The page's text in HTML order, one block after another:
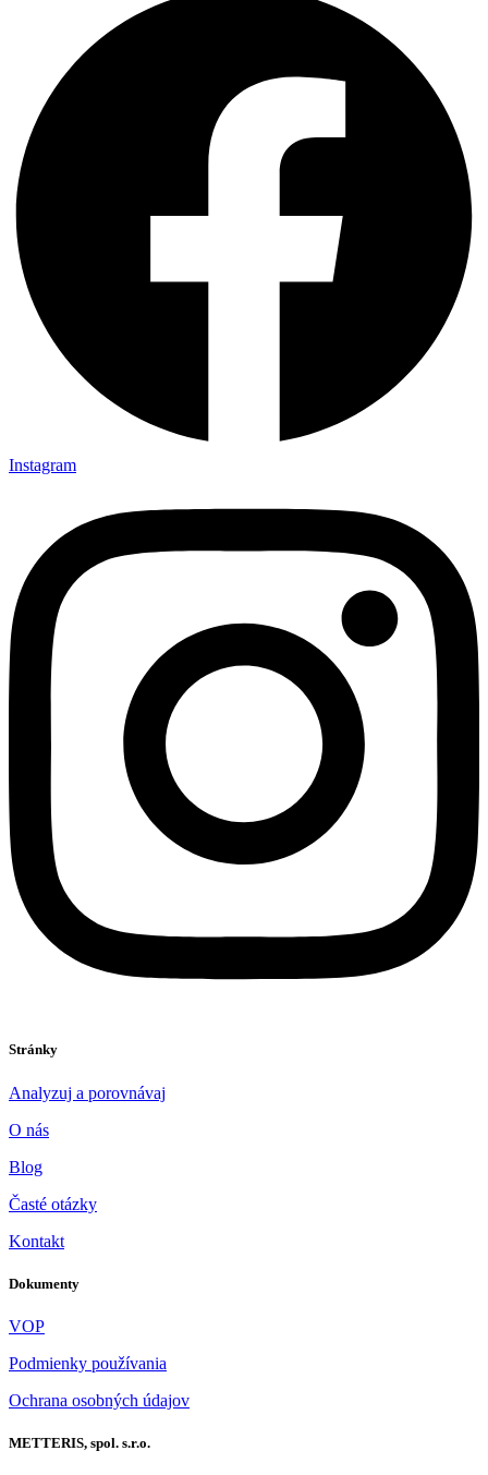
Instagram
Stránky
Analyzuj a porovnávaj
O nás
Blog
Časté otázky
Kontakt
Dokumenty
VOP
Podmienky používania
Ochrana osobných údajov
METTERIS, spol. s.r.o.